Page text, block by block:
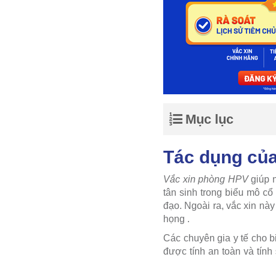
Mục lục
Tác dụng
Vắc xin phòng HPVgiúp
tân sinh trong biểu mô
đạo. Ngoài ra, vắc xin
họng .
Các chuyên gia y tế cho
được tính an toàn và tính